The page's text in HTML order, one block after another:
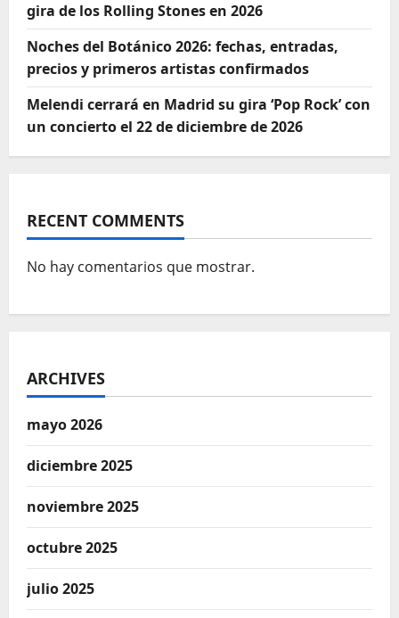
gira de los Rolling Stones en 2026
Noches del Botánico 2026: fechas, entradas,
precios y primeros artistas confirmados
Melendi cerrará en Madrid su gira ‘Pop Rock’ con
un concierto el 22 de diciembre de 2026
RECENT COMMENTS
No hay comentarios que mostrar.
ARCHIVES
mayo 2026
diciembre 2025
noviembre 2025
octubre 2025
julio 2025